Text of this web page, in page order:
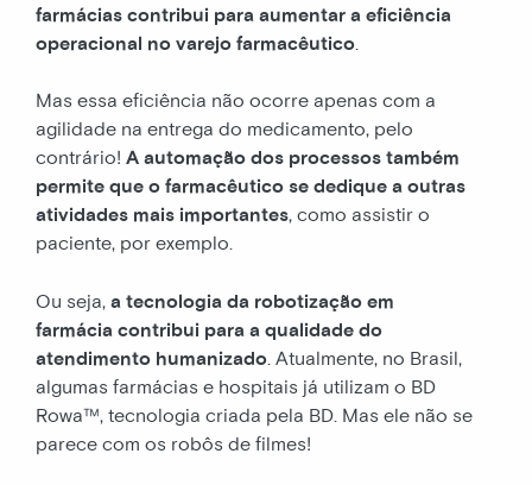
farmácias contribui para aumentar a eficiência
operacional no varejo farmacêutico.
Mas essa eficiência não ocorre apenas com a
agilidade na entrega do medicamento, pelo
contrário! A automação dos processos também
permite que o farmacêutico se dedique a outras
atividades mais importantes, como assistir o
paciente, por exemplo.
Ou seja, a tecnologia da robotização em
farmácia contribui para a qualidade do
atendimento humanizado. Atualmente, no Brasil,
algumas farmácias e hospitais já utilizam o BD
Rowa™, tecnologia criada pela BD. Mas ele não se
parece com os robôs de filmes!